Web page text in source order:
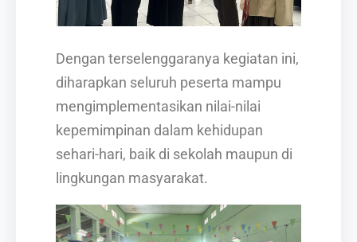
Dengan terselenggaranya kegiatan ini,
diharapkan seluruh peserta mampu
mengimplementasikan nilai-nilai
kepemimpinan dalam kehidupan
sehari-hari, baik di sekolah maupun di
lingkungan masyarakat.